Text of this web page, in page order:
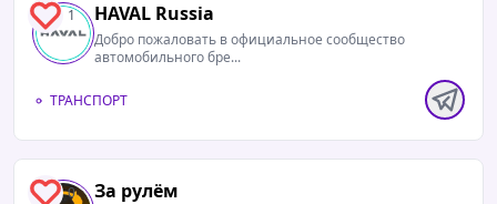
1 HAVAL Russia
Добро пожаловать в официальное сообщество
автомобильного бре...
ТРАНСПОРТ
0 За рулём